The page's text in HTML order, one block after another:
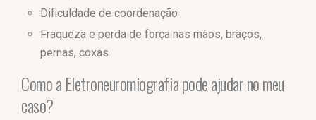
Dificuldade de coordenação
Fraqueza e perda de força nas mãos, braços,
pernas, coxas
Como a Eletroneuromiografia pode ajudar no meu
caso?